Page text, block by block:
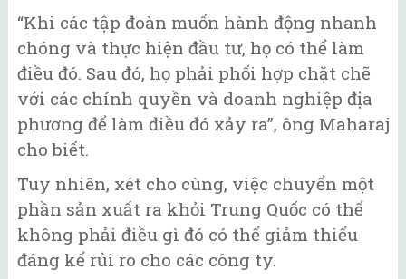
“Khi các tập đoàn muốn hành động nhanh
chóng và thực hiện đầu tư, họ có thể làm
điều đó. Sau đó, họ phải phối hợp chặt chẽ
với các chính quyền và doanh nghiệp địa
phương để làm điều đó xảy ra”, ông Maharaj
cho biết.
Tuy nhiên, xét cho cùng, việc chuyển một
phần sản xuất ra khỏi Trung Quốc có thể
không phải điều gì đó có thể giảm thiểu
đáng kể rủi ro cho các công ty.